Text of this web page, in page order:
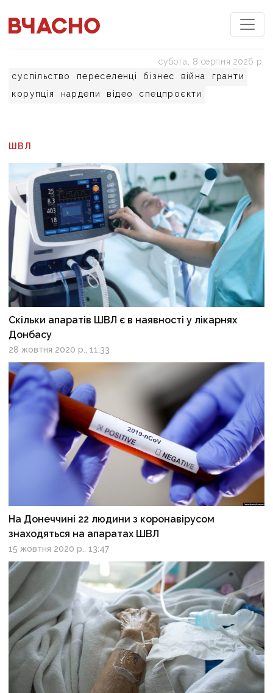
суспільство переселенці бізнес війна
гранти
корупція
нардепи відео спецпроєкти
субота, 8 серпня 2026 р.
ШВЛ
Скільки апаратів ШВЛ є в наявності у лікарнях
Донбасу
28 жовтня 2020 р., 11:33
На Донеччині 22 людини з коронавірусом
знаходяться на апаратах ШВЛ
15 жовтня 2020 р., 13:47